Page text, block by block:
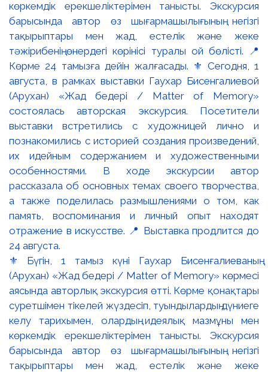
⚜️ Бүгін, 1 тамыз күні Гаухар Бисенғалиеваның
(Арухан) «Жад бедері / Matter of Memory» көрмесі
аясында авторлық экскурсия өтті. Көрме қонақтары
суретшімен тікелей жүздесіп, туындылардың дүниеге
келу тарихымен, олардың идеялық мазмұны мен
көркемдік ерекшеліктерімен танысты. Экскурсия
барысында автор өз шығармашылығының негізгі
тақырыптары мен жад, естелік және жеке